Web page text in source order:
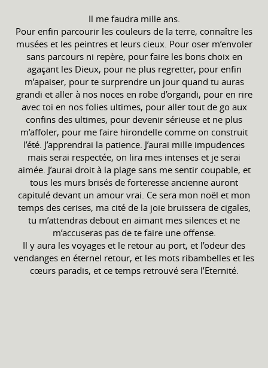
Il me faudra mille ans.
Pour enfin parcourir les couleurs de la terre, connaître les
musées et les peintres et leurs cieux. Pour oser m’envoler
sans parcours ni repère, pour faire les bons choix en
agaçant les Dieux, pour ne plus regretter, pour enfin
m’apaiser, pour te surprendre un jour quand tu auras
grandi et aller à nos noces en robe d’organdi, pour en rire
avec toi en nos folies ultimes, pour aller tout de go aux
confins des ultimes, pour devenir sérieuse et ne plus
m’affoler, pour me faire hirondelle comme on construit
l’été. J’apprendrai la patience. J’aurai mille impudences
mais serai respectée, on lira mes intenses et je serai
aimée. J’aurai droit à la plage sans me sentir coupable, et
tous les murs brisés de forteresse ancienne auront
capitulé devant un amour vrai. Ce sera mon noël et mon
temps des cerises, ma cité de la joie bruissera de cigales,
tu m’attendras debout en aimant mes silences et ne
m’accuseras pas de te faire une offense.
Il y aura les voyages et le retour au port, et l’odeur des
vendanges en éternel retour, et les mots ribambelles et les
cœurs paradis, et ce temps retrouvé sera l’Eternité.